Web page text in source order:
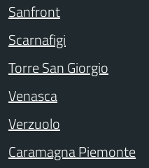
Sanfront
Scarnafigi
Torre San Giorgio
Venasca
Verzuolo
Caramagna Piemonte